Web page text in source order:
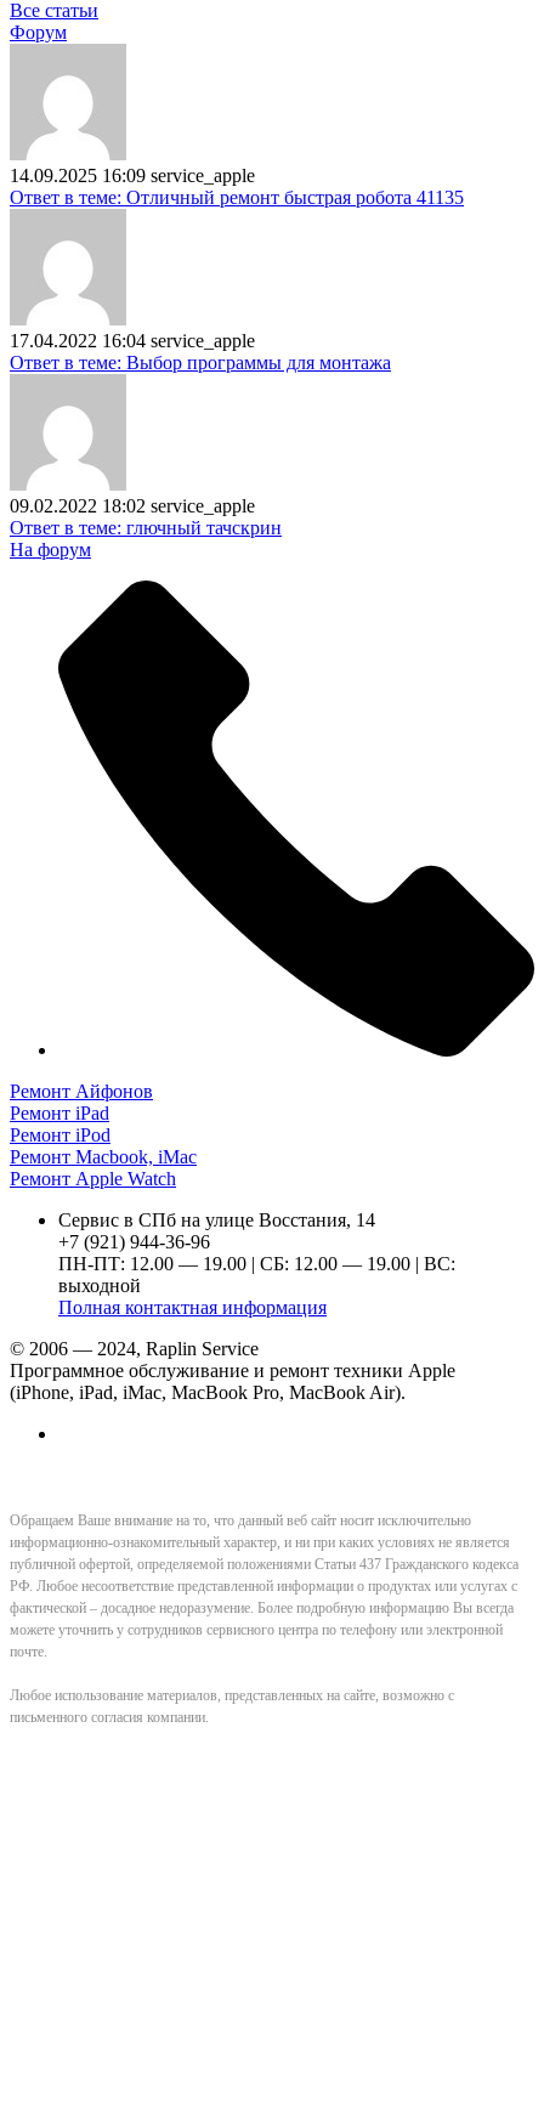
Все статьи
Форум
14.09.2025 16:09 service_apple
Ответ в теме: Отличный ремонт быстрая робота 41135
17.04.2022 16:04 service_apple
Ответ в теме: Выбор программы для монтажа
09.02.2022 18:02 service_apple
Ответ в теме: глючный тачскрин
На форум
Ремонт Айфонов
Ремонт iPad
Ремонт iPod
Ремонт Macbook, iMac
Ремонт Apple Watch
Сервис в СПб на улице Восстания, 14
+7 (921) 944-36-96
ПН-ПТ: 12.00 — 19.00 | СБ: 12.00 — 19.00 | ВС:
выходной
Полная контактная информация
© 2006 — 2024, Raplin Service
Программное обслуживание и ремонт техники Apple
(iPhone, iPad, iMac, MacBook Pro, MacBook Air).
Обращаем Ваше внимание на то, что данный веб сайт носит исключительно
информационно-ознакомительный характер, и ни при каких условиях не является
публичной офертой, определяемой положениями Статьи 437 Гражданского кодекса
РФ. Любое несоответствие представленной информации о продуктах или услугах с
фактической – досадное недоразумение. Более подробную информацию Вы всегда
можете уточнить у сотрудников сервисного центра по телефону или электронной
почте.
Любое использование материалов, представленных на сайте, возможно с
письменного согласия компании.